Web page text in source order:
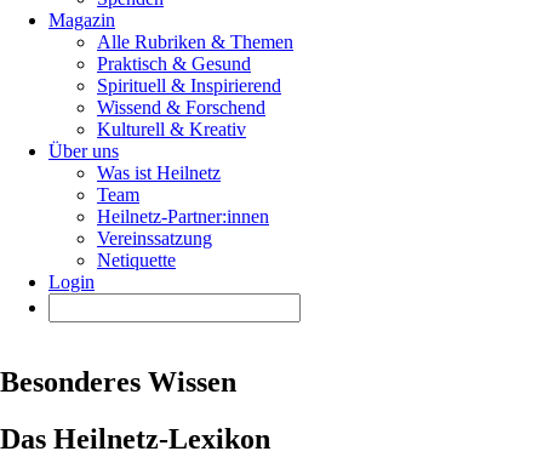
Magazin
Alle Rubriken & Themen
Praktisch & Gesund
Spirituell & Inspirierend
Wissend & Forschend
Kulturell & Kreativ
Über uns
Was ist Heilnetz
Team
Heilnetz-Partner:innen
Vereinssatzung
Netiquette
Login
Besonderes Wissen
Das Heilnetz-Lexikon